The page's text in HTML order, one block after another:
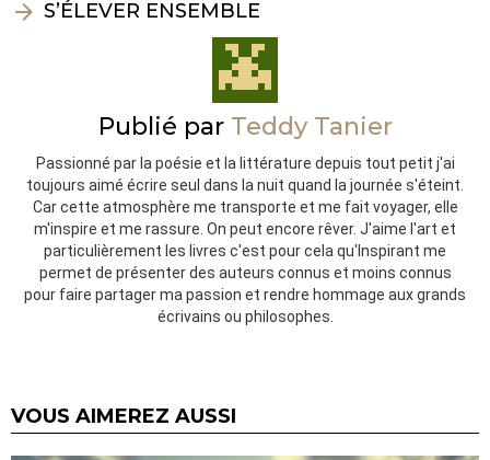
S’ÉLEVER ENSEMBLE
Publié par Teddy Tanier
Passionné par la poésie et la littérature depuis tout petit j'ai
toujours aimé écrire seul dans la nuit quand la journée s'éteint.
Car cette atmosphère me transporte et me fait voyager, elle
m'inspire et me rassure. On peut encore rêver. J'aime l'art et
particulièrement les livres c'est pour cela qu'Inspirant me
permet de présenter des auteurs connus et moins connus
pour faire partager ma passion et rendre hommage aux grands
écrivains ou philosophes.
VOUS AIMEREZ AUSSI